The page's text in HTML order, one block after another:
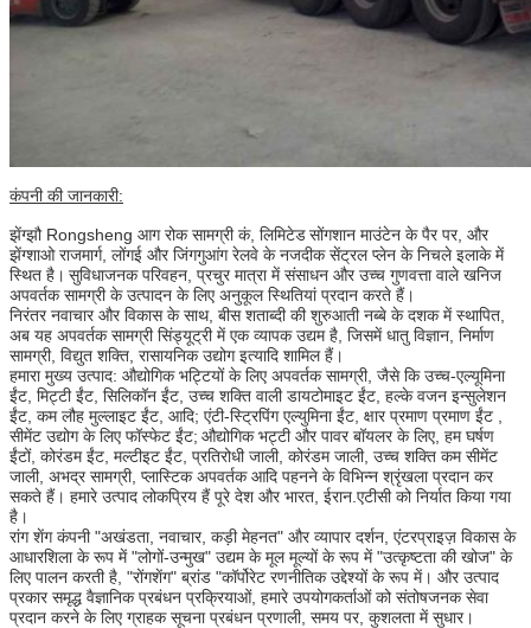
कंपनी की जानकारी:
झेंग्झौ Rongsheng आग रोक सामग्री कं, लिमिटेडसोंगशान माउंटेन के पैर पर, और
झेंग्शाओ राजमार्ग, लोंगई और जिंगगुआंग रेलवे के नजदीक सेंट्रल प्लेन के निचले इलाके में
स्थित है। सुविधाजनक परिवहन, प्रचुर मात्रा में संसाधन और उच्च गुणवत्ता वाले खनिज
अपवर्तक सामग्री के उत्पादन के लिए अनुकूल स्थितियां प्रदान करते हैं।
निरंतर नवाचार और विकास के साथ, बीस शताब्दी की शुरुआती नब्बे के दशक में स्थापित,
अब यह अपवर्तक सामग्री सिंड्यूट्री में एक व्यापक उद्यम है, जिसमें धातु विज्ञान, निर्माण
सामग्री, विद्युत शक्ति, रासायनिक उद्योग इत्यादि शामिल हैं।
हमारा मुख्य उत्पाद: औद्योगिक भट्टियों के लिए अपवर्तक सामग्री, जैसे कि उच्च-एल्यूमिना
ईंट, मिट्टी ईंट, सिलिकॉन ईंट, उच्च शक्ति वाली डायटोमाइट ईंट, हल्के वजन इन्सुलेशन
ईंट, कम लौह मुल्लाइट ईंट, आदि; एंटी-स्ट्रिपिंग एल्युमिना ईंट, क्षार प्रमाण प्रमाण ईंट ,
सीमेंट उद्योग के लिए फॉस्फेट ईंट; औद्योगिक भट्टी और पावर बॉयलर के लिए, हम घर्षण
ईंटों, कोरंडम ईंट, मल्टीइट ईंट, प्रतिरोधी जाली, कोरंडम जाली, उच्च शक्ति कम सीमेंट
जाली, अभद्र सामग्री, प्लास्टिक अपवर्तक आदि पहनने के विभिन्न श्रृंखला प्रदान कर
सकते हैं। हमारे उत्पाद लोकप्रिय हैं पूरे देश और भारत, ईरान.एटीसी को निर्यात किया गया
है।
रांग शेंग कंपनी "अखंडता, नवाचार, कड़ी मेहनत" और व्यापार दर्शन, एंटरप्राइज़ विकास के
आधारशिला के रूप में "लोगों-उन्मुख" उद्यम के मूल मूल्यों के रूप में "उत्कृष्टता की खोज" के
लिए पालन करती है, "रोंगशेंग" ब्रांड "कॉर्पोरेट रणनीतिक उद्देश्यों के रूप में। और उत्पाद
प्रकार समृद्ध वैज्ञानिक प्रबंधन प्रक्रियाओं, हमारे उपयोगकर्ताओं को संतोषजनक सेवा
प्रदान करने के लिए ग्राहक सूचना प्रबंधन प्रणाली, समय पर, कुशलता में सुधार।